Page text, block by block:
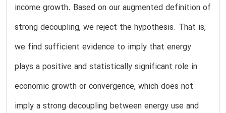
income growth. Based on our augmented definition of
strong decoupling, we reject the hypothesis. That is,
we find sufficient evidence to imply that energy
plays a positive and statistically significant role in
economic growth or convergence, which does not
imply a strong decoupling between energy use and